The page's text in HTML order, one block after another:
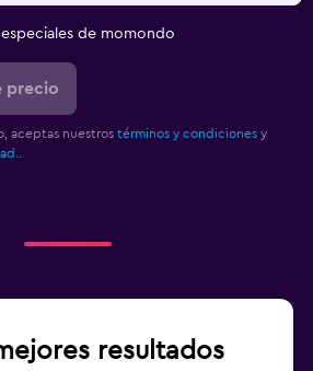
de momondo
precio
aceptas nuestros términos y condiciones y
resultados